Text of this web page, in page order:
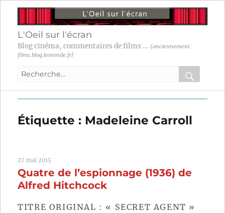
L'Oeil sur l'écran
Blog cinéma, commentaires de films ... (anciennement
films.blog.lemonde.fr)
Recherche
:
OK
Étiquette : Madeleine Carroll
27 mai 2015
Quatre de l’espionnage (1936) de
Alfred Hitchcock
TITRE ORIGINAL : « SECRET AGENT »